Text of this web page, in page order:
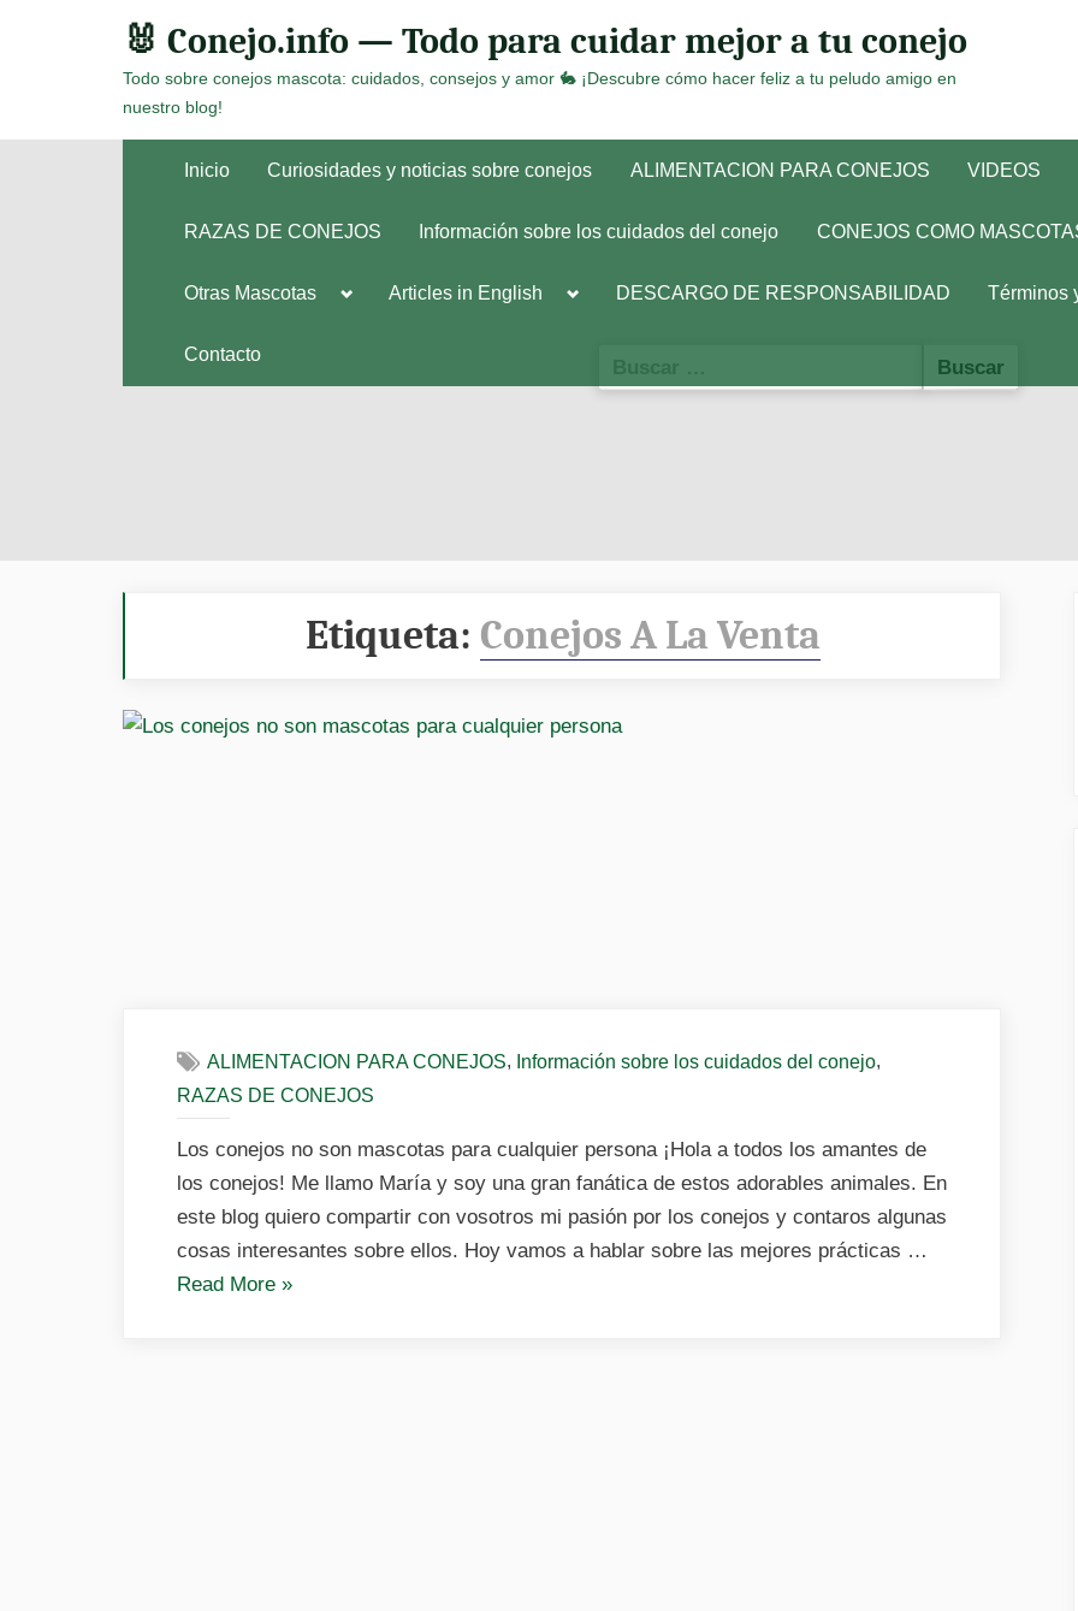
🐰 Conejo.info — Todo para cuidar mejor a tu conejo
Todo sobre conejos mascota: cuidados, consejos y amor 🐇 ¡Descubre cómo hacer feliz a tu peludo amigo en
nuestro blog!
Inicio Curiosidades y noticias sobre conejos ALIMENTACION PARA CONEJOS VIDEOS
RAZAS DE CONEJOS Información sobre los cuidados del conejo CONEJOS COMO
Otras Mascotas
Toggle
Toggle
Articles in English
ToggleDESCARGO DE RESPONSABILIDAD Términos
Contacto
Etiqueta: Conejos A La Venta
ALIMENTACION PARA CONEJOS, Información sobre los cuidados del conejo,
RAZAS DE CONEJOS
Los conejos no son mascotas para cualquier persona ¡Hola a todos los amantes de
los conejos! Me llamo María y soy una gran fanática de estos adorables animales. En
este blog quiero compartir con vosotros mi pasión por los conejos y contaros algunas
cosas interesantes sobre ellos. Hoy vamos a hablar sobre las mejores prácticas …
Read More«Los
»